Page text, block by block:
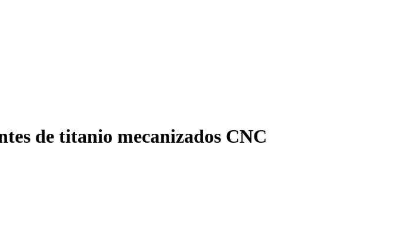
de titanio mecanizados CNC